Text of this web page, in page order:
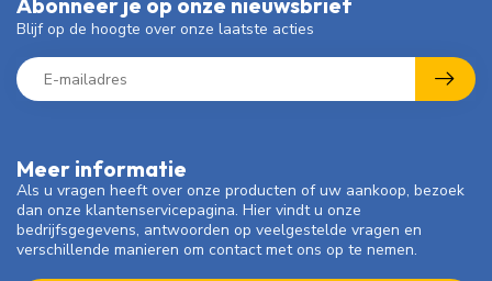
Meer informatie
Als u vragen heeft over onze producten of uw aankoop, bezoek
dan onze klantenservicepagina. Hier vindt u onze
bedrijfsgegevens, antwoorden op veelgestelde vragen en
verschillende manieren om contact met ons op te nemen.
Blijf op de hoogte over onze laatste acties